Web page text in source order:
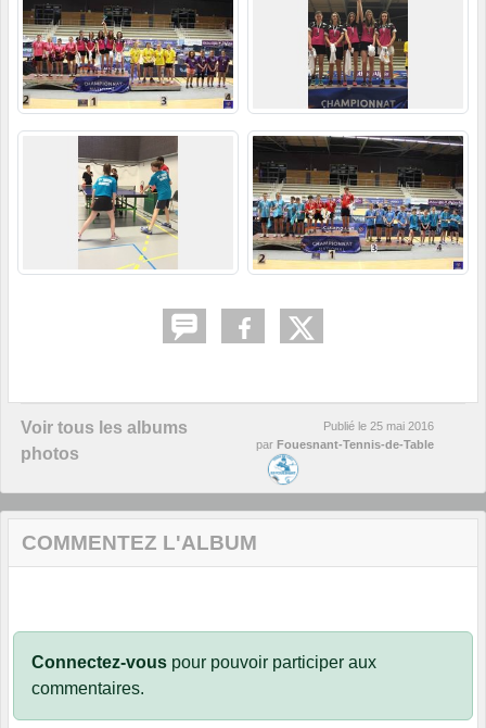
Voir tous les albums
photos
Publié le 25 mai 2016
par Fouesnant-Tennis-de-Table
COMMENTEZ L'ALBUM
Connectez-vous pour pouvoir participer aux
commentaires.